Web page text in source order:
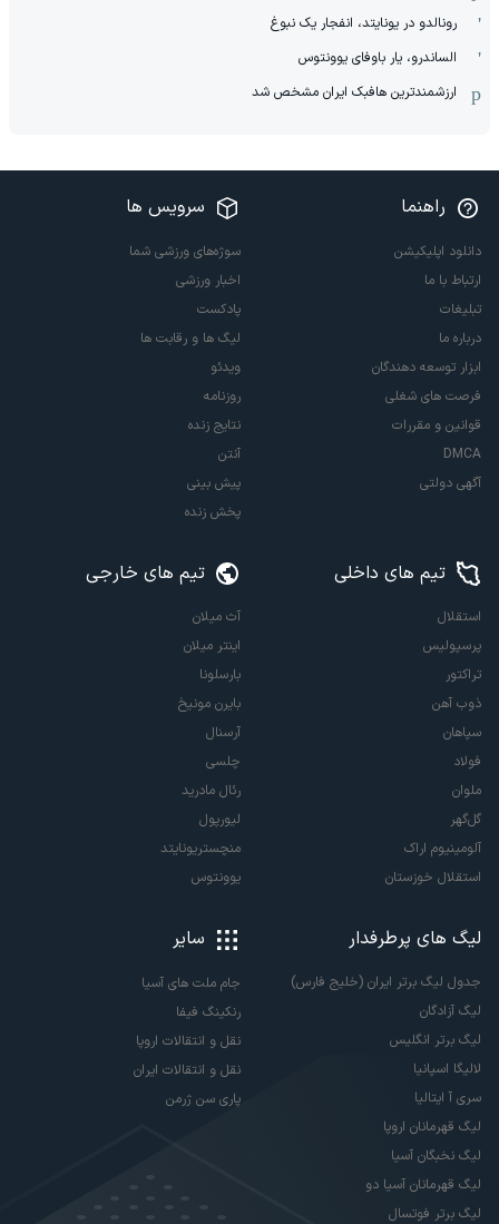
رونالدو در یونایتد، انفجار یک نبوغ
الساندرو، یار باوفای یوونتوس
ارزشمندترین هافبک ایران مشخص شد
راهنما
دانلود اپلیکیشن
ارتباط با ما
تبلیغات
درباره ما
ابزار توسعه دهندگان
فرصت های شغلی
قوانین و مقررات
DMCA
آگهی دولتی
سرویس ها
سوژه‌های ورزشی شما
اخبار ورزشی
پادکست
لیگ ها و رقابت ها
ویدئو
روزنامه
نتایج زنده
آنتن
پیش بینی
پخش زنده
تیم های داخلی
استقلال
پرسپولیس
تراکتور
ذوب آهن
سپاهان
فولاد
ملوان
گل‌گهر
آلومینیوم اراک
استقلال خوزستان
تیم های خارجی
آث میلان
اینتر میلان
بارسلونا
بایرن مونیخ
آرسنال
چلسی
رئال مادرید
لیورپول
منچستریونایتد
یوونتوس
لیگ های پرطرفدار
جدول لیگ برتر ایران (خلیج فارس)
لیگ آزادگان
لیگ برتر انگلیس
لالیگا اسپانیا
سری آ ایتالیا
لیگ قهرمانان اروپا
لیگ نخبگان آسیا
لیگ قهرمانان آسیا دو
لیگ برتر فوتسال
سایر
جام ملت های آسیا
رنکینگ فیفا
نقل و انتقالات اروپا
نقل و انتقالات ایران
پاری سن ژرمن